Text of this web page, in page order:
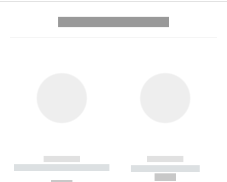
------------
----------- ----------- --------
------------
----------- -----------